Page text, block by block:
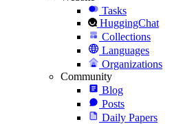
Tasks
HuggingChat
Collections
Languages
Organizations
Community
Blog
Posts
Daily Papers